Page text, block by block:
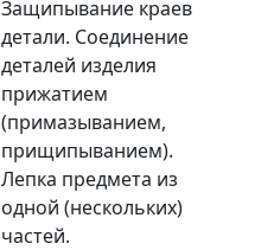
Защипывание краев
детали. Соединение
деталей изделия
прижатием
(примазыванием,
прищипыванием).
Лепка предмета из
одной (нескольких)
частей.